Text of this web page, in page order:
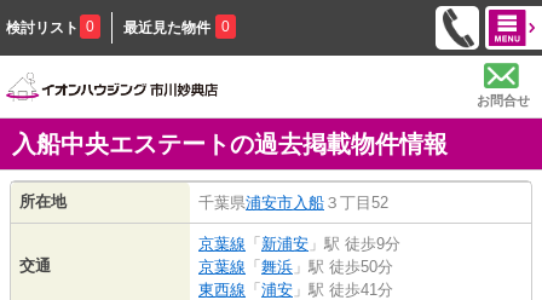
検討リスト 0 最近見た物件 0
お問合せ
入船中央エステートの過去掲載物件情報
所在地 千葉県浦安市 入船 ３丁目52
交通
京葉線 「 新浦安 」駅 徒歩9分
京葉線 「 舞浜 」駅 徒歩50分
東西線 「 浦安 」駅 徒歩41分